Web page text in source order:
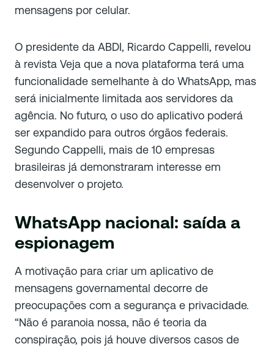
mensagens por celular.
O presidente da ABDI, Ricardo Cappelli, revelou
à revista Veja que a nova plataforma terá uma
funcionalidade semelhante à do WhatsApp, mas
será inicialmente limitada aos servidores da
agência. No futuro, o uso do aplicativo poderá
ser expandido para outros órgãos federais.
Segundo Cappelli, mais de 10 empresas
brasileiras já demonstraram interesse em
desenvolver o projeto.
WhatsApp nacional: saída a
espionagem
A motivação para criar um aplicativo de
mensagens governamental decorre de
preocupações com a segurança e privacidade.
“Não é paranoia nossa, não é teoria da
conspiração, pois já houve diversos casos de